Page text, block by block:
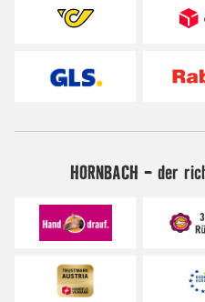
HORNBACH - der